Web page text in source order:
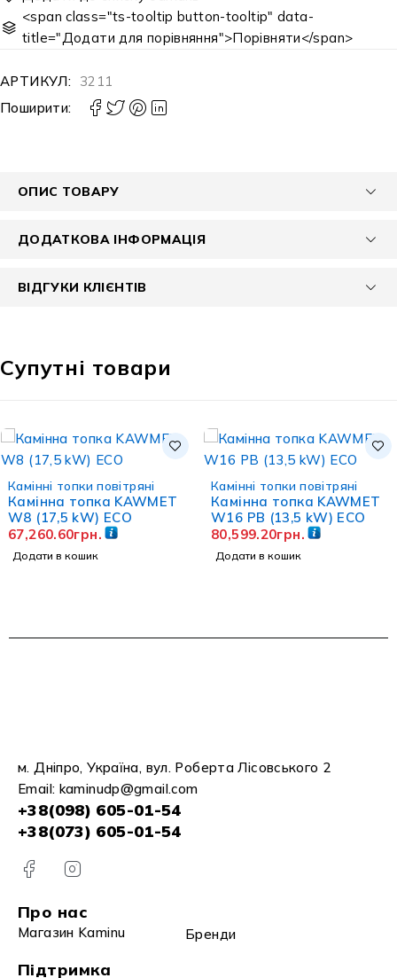
<span class="ts-tooltip button-tooltip" data-
title="Додати для порівняння">Порівняти</span>
АРТИКУЛ: 3211
Поширити:
ОПИС ТОВАРУ
ДОДАТКОВА ІНФОРМАЦІЯ
ВІДГУКИ КЛІЄНТІВ
Супутні товари
Камінні топки повітряні
Камінна топка KAWMET
W8 (17,5 kW) EСO
67,260.60грн.
Додати в кошик
Камінні топки повітряні
Камінна топка KAWMET
W16 PB (13,5 kW) ECO
80,599.20грн.
Додати в кошик
м. Дніпро, Україна, вул. Роберта Лісовського 2
Email: kaminudp@gmail.com
+38(098) 605-01-54
+38(073) 605-01-54
Про нас
Магазин Kaminu Бренди
Підтримка